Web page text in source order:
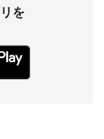
を